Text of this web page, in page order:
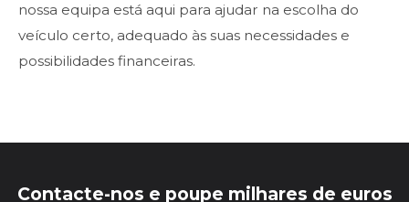
nossa equipa está aqui para ajudar na escolha do
veículo certo, adequado às suas necessidades e
possibilidades financeiras.
Contacte-nos e poupe milhares de euros